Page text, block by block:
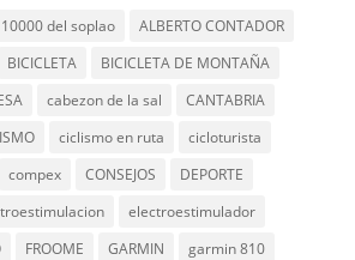
10000 del soplao
ALBERTO CONTADOR
BICICLETA
BICICLETA DE MONTAÑA
cabezon de la sal
CANTABRIA
ciclismo en ruta
cicloturista
compex CONSEJOS
DEPORTE
electroestimulador
FROOME GARMIN
garmin 810